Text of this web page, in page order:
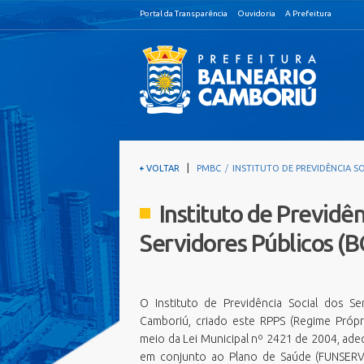
Portal da Transparência Ouvidoria A Prefeitura
Gabinetes
1. Prefeita
3. Ex-Prefeitos
Atualização de Cadastro
Certidão Negativa de Débitos
Coleta Seletiva
COSIP
Credenciamento Comércio Ambulante
VOLTAR PMBC INSTITUTO DE PREVIDÊNCIA
Instituto de
Servidores Públicos
O Instituto de Previdência Social dos
Camboriú, criado este RPPS (Regime
meio da Lei Municipal nº 2421 de 2004,
em conjunto ao Plano de Saúde